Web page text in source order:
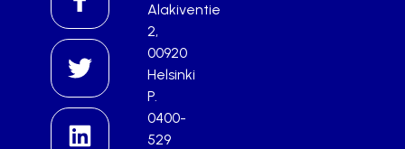
Alakiventie
2,
00920
Helsinki
P.
0400-
529